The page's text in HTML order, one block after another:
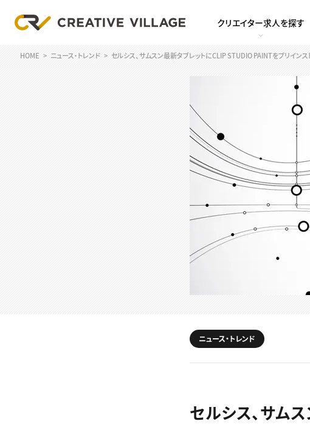
クリエイター求人を探す
HOME ニュース・トレンド セルシス、サムスン最新タブレットにCLIP STUDIO PAINTをプリインス
ニュース・トレンド
セルシス、サム